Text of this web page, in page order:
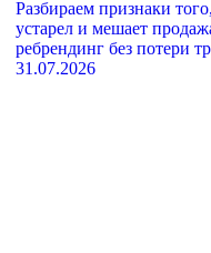
Разбираем признаки
устарел и мешает
ребрендинг без потери
31.07.2026